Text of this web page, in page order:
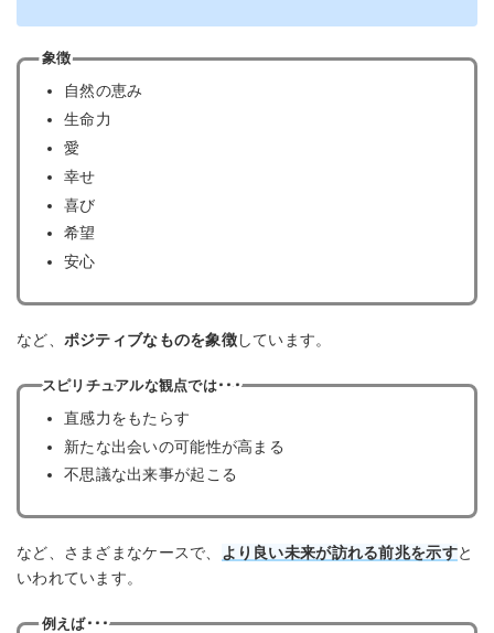
象徴
自然の恵み
生命力
愛
幸せ
喜び
希望
安心
など、 ポジティブなものを象徴しています。
スピリチュアルな観点では･･･
直感力をもたらす
新たな出会いの可能性が高まる
不思議な出来事が起こる
など、さまざまなケースで、 より良い未来が訪れる前兆を示すと
いわれています。
例えば･･･